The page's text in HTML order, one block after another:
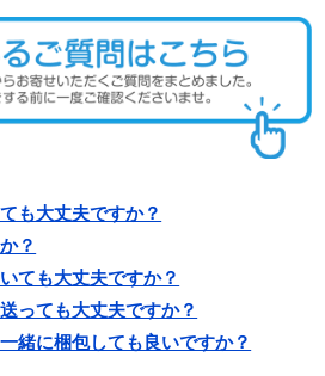
も大丈夫ですか？
？
ても大丈夫ですか？
っても大丈夫ですか？
緒に梱包しても良いですか？